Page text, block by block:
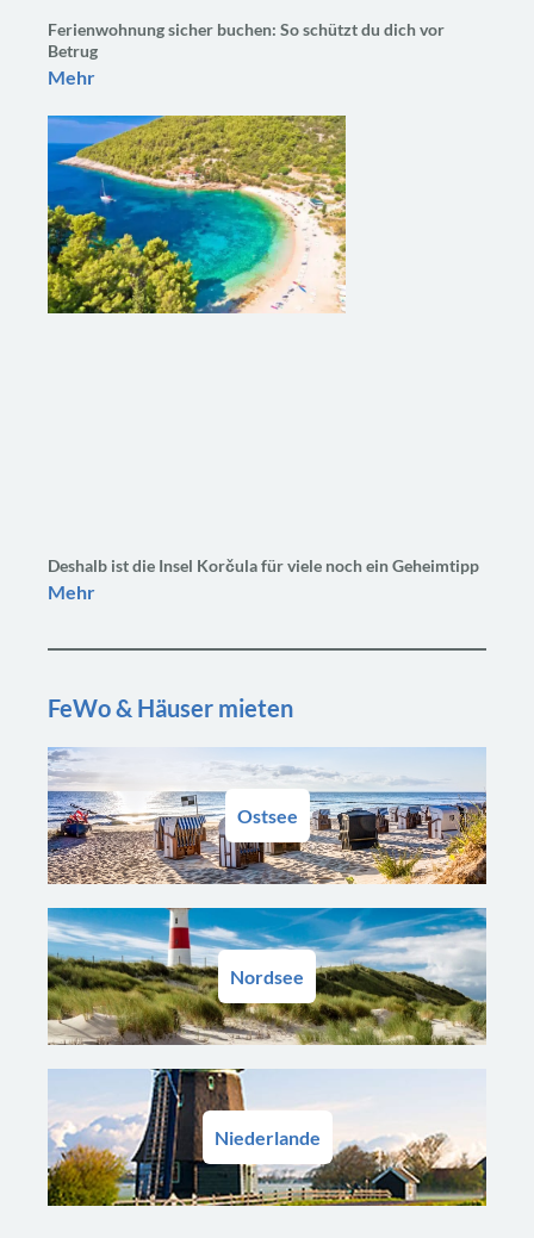
Ferienwohnung sicher buchen: So schützt du dich vor
Betrug
Mehr
Deshalb ist die Insel Korčula für viele noch ein Geheimtipp
Mehr
FeWo & Häuser mieten
Ostsee
Nordsee
Niederlande